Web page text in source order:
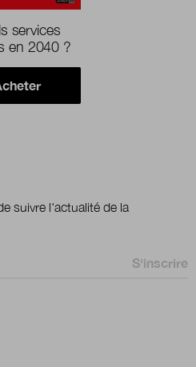
services
en 2040 ?
suivre l'actualité de la